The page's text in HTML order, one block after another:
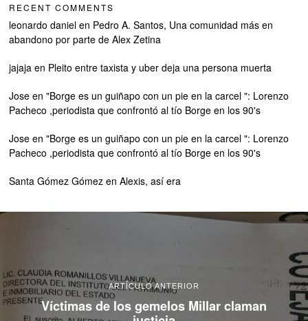
RECENT COMMENTS
leonardo daniel en Pedro A. Santos, Una comunidad más en
abandono por parte de Alex Zetina
jajaja en Pleito entre taxista y uber deja una persona muerta
Jose en"Borge es un guiñapo con un pie en la carcel ": Lorenzo
Pacheco ,periodista que confrontó al tío Borge en los 90's
Jose en"Borge es un guiñapo con un pie en la carcel ": Lorenzo
Pacheco ,periodista que confrontó al tío Borge en los 90's
Santa Gómez Gómez enAlexis, así era
ARTÍCULO ANTERIOR
Víctimas de los gemelos Millar claman